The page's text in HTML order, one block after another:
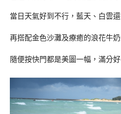
當日天氣好到不行，藍天、白雲
再搭配金色沙灘及療癒的浪花牛
隨便按快門都是美圖一幅，滿分